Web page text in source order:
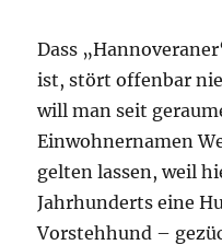
Dass
ist, stört offenbar
will man seit
Einwohnernamen
gelten lassen, weil
Jahrhunderts eine
Vorstehhund –